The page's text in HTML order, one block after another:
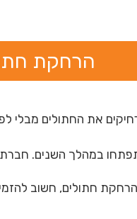
הרחקת
את החתולים מבלי
במהלך השנים.
חתולים, חשוב